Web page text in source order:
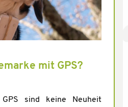
mit GPS?
GPS sind keine Neuheit